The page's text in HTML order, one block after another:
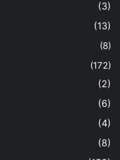
(3)
(13)
(8)
(172)
(2)
(6)
(4)
(8)